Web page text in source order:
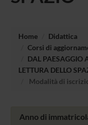
Home
Didattica
Corsi di
DAL PAESAGGIO
LETTURA DELLO
Modalità di
Anno di